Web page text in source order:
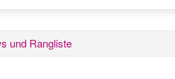
und Rangliste